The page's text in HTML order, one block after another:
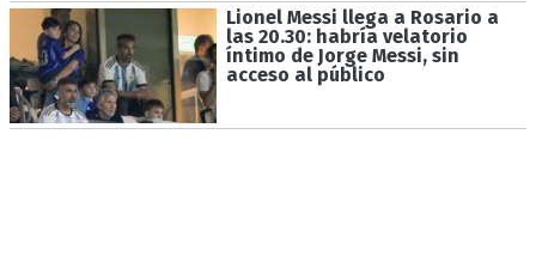
Lionel Messi llega a Rosario a
las 20.30: habría velatorio
íntimo de Jorge Messi, sin
acceso al público